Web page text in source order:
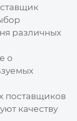
различных
о
поставщиков
качеству